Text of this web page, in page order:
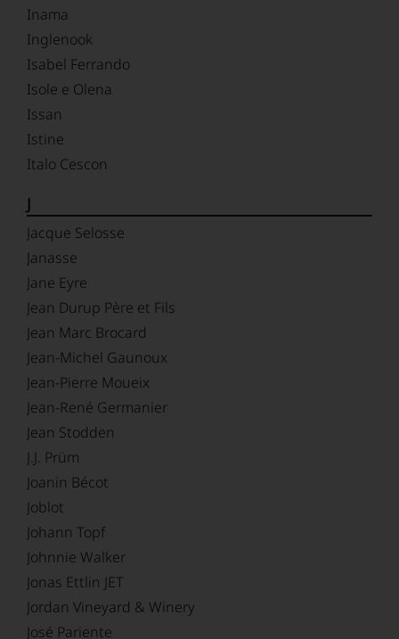
Inama
Inglenook
Isabel Ferrando
Isole e Olena
Issan
Istine
Italo Cescon
J
Jacque Selosse
Janasse
Jane Eyre
Jean Durup Père et Fils
Jean Marc Brocard
Jean-Michel Gaunoux
Jean-Pierre Moueix
Jean-René Germanier
Jean Stodden
J.J. Prüm
Joanin Bécot
Joblot
Johann Topf
Johnnie Walker
Jonas Ettlin JET
Jordan Vineyard & Winery
José Pariente